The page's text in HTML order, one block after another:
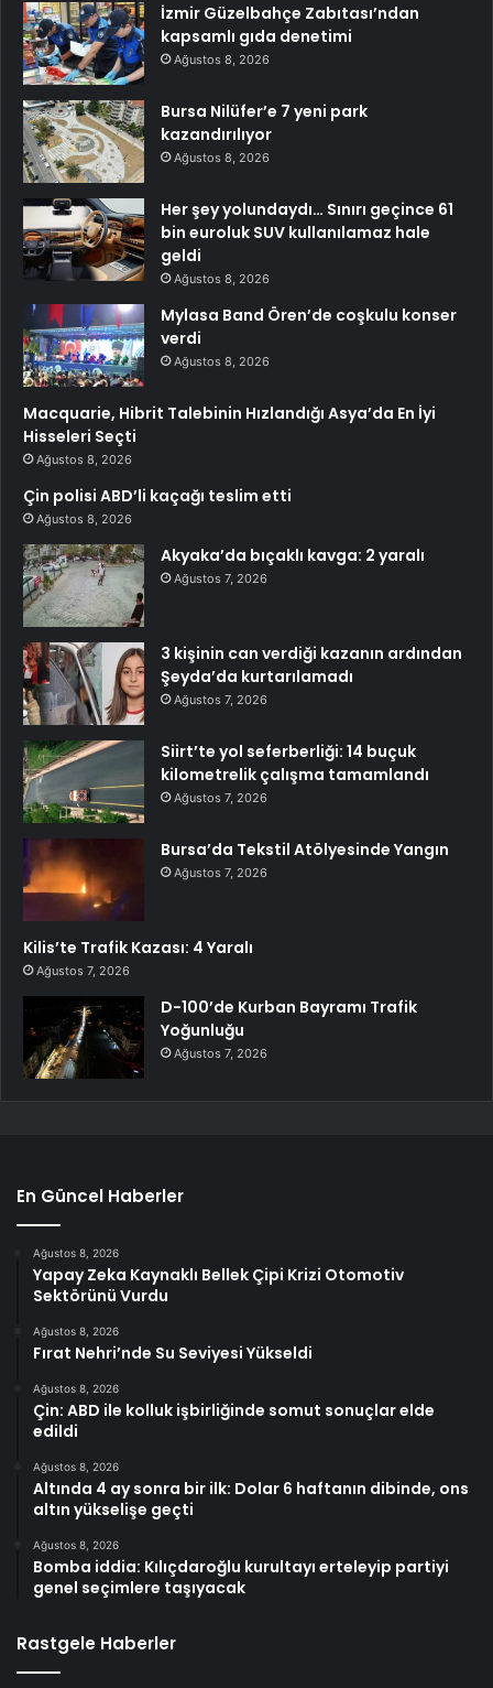
İzmir Güzelbahçe Zabıtası’ndan
kapsamlı gıda denetimi
Ağustos 8, 2026
Bursa Nilüfer’e 7 yeni park
kazandırılıyor
Ağustos 8, 2026
Her şey yolundaydı… Sınırı geçince 61
bin euroluk SUV kullanılamaz hale
geldi
Ağustos 8, 2026
Mylasa Band Ören’de coşkulu konser
verdi
Ağustos 8, 2026
Macquarie, Hibrit Talebinin Hızlandığı Asya’da En İyi
Hisseleri Seçti
Ağustos 8, 2026
Çin polisi ABD’li kaçağı teslim etti
Ağustos 8, 2026
Akyaka’da bıçaklı kavga: 2 yaralı
Ağustos 7, 2026
3 kişinin can verdiği kazanın ardından
Şeyda’da kurtarılamadı
Ağustos 7, 2026
Siirt’te yol seferberliği: 14 buçuk
kilometrelik çalışma tamamlandı
Ağustos 7, 2026
Bursa’da Tekstil Atölyesinde Yangın
Ağustos 7, 2026
Kilis’te Trafik Kazası: 4 Yaralı
Ağustos 7, 2026
D-100’de Kurban Bayramı Trafik
Yoğunluğu
Ağustos 7, 2026
En Güncel Haberler
Ağustos 8, 2026
Yapay Zeka Kaynaklı Bellek Çipi Krizi Otomotiv
Sektörünü Vurdu
Ağustos 8, 2026
Fırat Nehri’nde Su Seviyesi Yükseldi
Ağustos 8, 2026
Çin: ABD ile kolluk işbirliğinde somut sonuçlar elde
edildi
Ağustos 8, 2026
Altında 4 ay sonra bir ilk: Dolar 6 haftanın dibinde, ons
altın yükselişe geçti
Ağustos 8, 2026
Bomba iddia: Kılıçdaroğlu kurultayı erteleyip partiyi
genel seçimlere taşıyacak
Rastgele Haberler